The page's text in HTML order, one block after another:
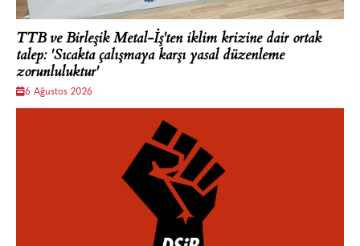
TTB ve Birleşik Metal-İş'ten iklim krizine dair ortak
talep: 'Sıcakta çalışmaya karşı yasal düzenleme
zorunluluktur'
6 Ağustos 2026